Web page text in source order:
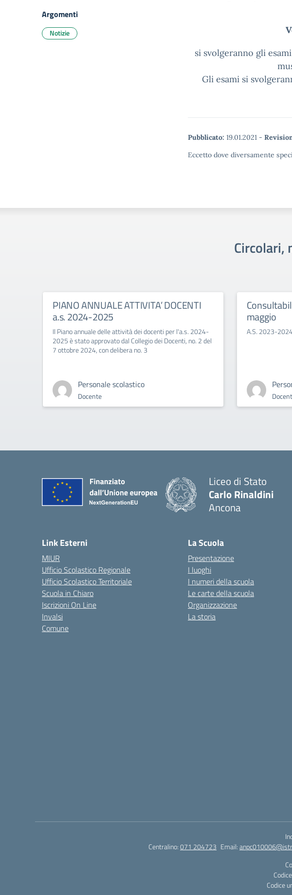
si svolgeranno gli
Gli esami si
Pubblicato: 19.01.2021 -
Eccetto dove diversamente
Argomenti
Notizie
Circolari,
PIANO ANNUALE ATTIVITA’ DOCENTI
a.s. 2024-2025
Il Piano annuale delle attività dei docenti per l'a.s. 2024-
2025 è stato approvato dal Collegio dei Docenti, no. 2 del
7 ottobre 2024, con delibera no. 3
Personale scolastico
Docente
maggio
A.S. 2023-
Liceo di Stato
Carlo Rinaldini
Ancona
Link Esterni
MIUR
Ufficio Scolastico Regionale
Ufficio Scolastico Territoriale
Scuola in Chiaro
Iscrizioni On Line
Invalsi
Comune
La Scuola
Presentazione
I luoghi
I numeri della scuola
Le carte della scuola
Organizzazione
La storia
Centralino:071 204723 Email:
Codice